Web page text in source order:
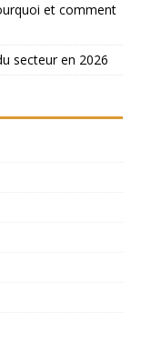
et comment
secteur en 2026